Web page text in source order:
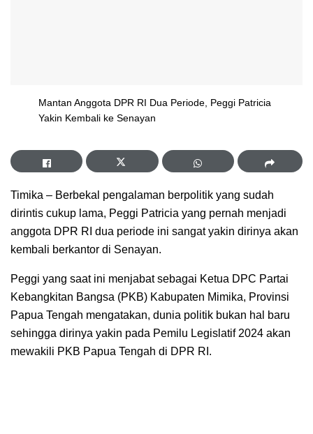
Mantan Anggota DPR RI Dua Periode, Peggi Patricia
Yakin Kembali ke Senayan
Timika – Berbekal pengalaman berpolitik yang sudah
dirintis cukup lama, Peggi Patricia yang pernah menjadi
anggota DPR RI dua periode ini sangat yakin dirinya akan
kembali berkantor di Senayan.
Peggi yang saat ini menjabat sebagai Ketua DPC Partai
Kebangkitan Bangsa (PKB) Kabupaten Mimika, Provinsi
Papua Tengah mengatakan, dunia politik bukan hal baru
sehingga dirinya yakin pada Pemilu Legislatif 2024 akan
mewakili PKB Papua Tengah di DPR RI.